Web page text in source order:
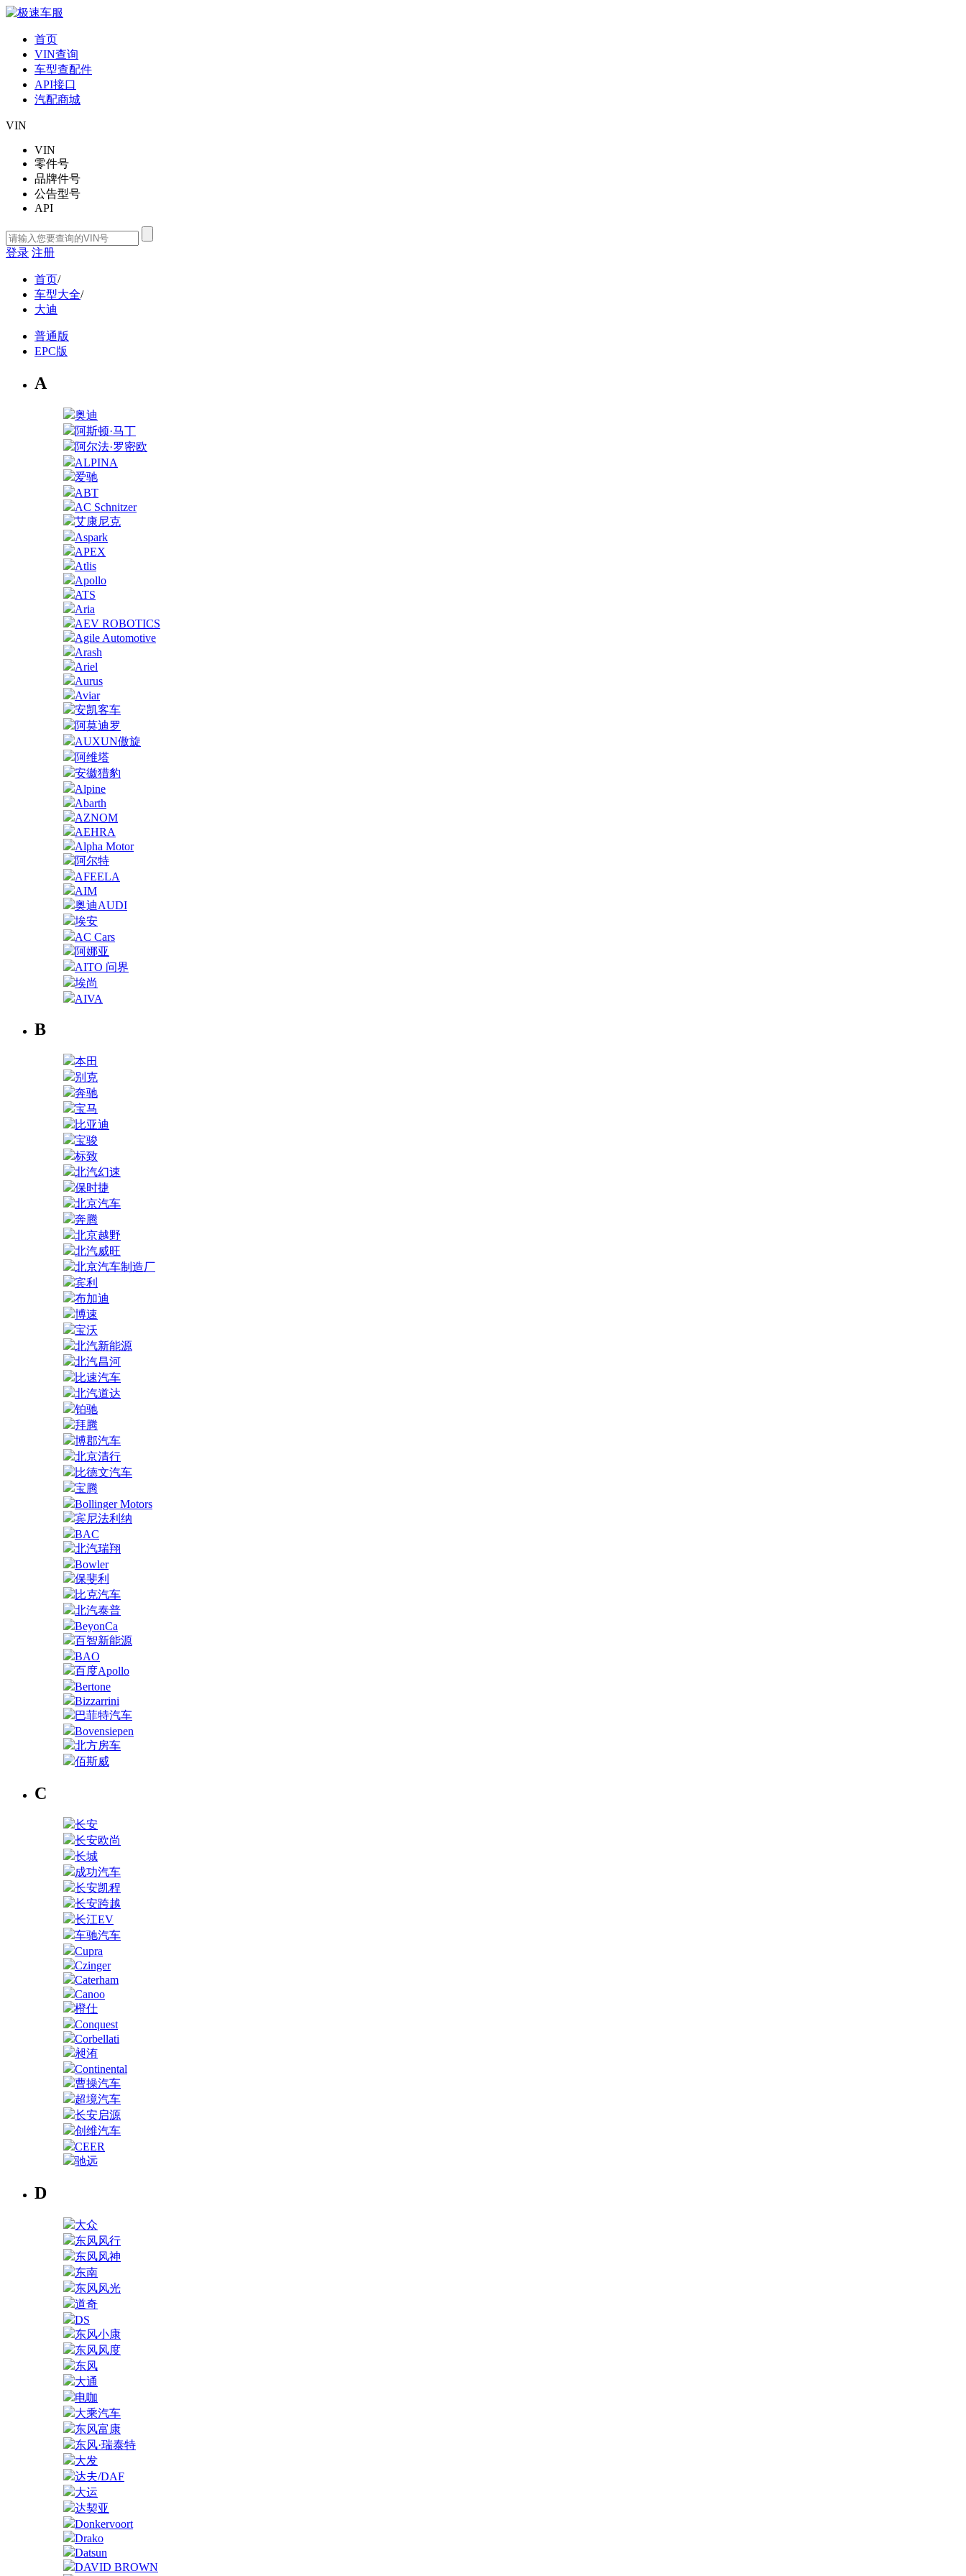
首页
VIN查询
车型查配件
API接口
汽配商城
VIN
VIN
零件号
品牌件号
公告型号
API
登录 注册
首页/
车型大全/
大迪
普通版
EPC版
A
奥迪
阿斯顿·马丁
阿尔法·罗密欧
ALPINA
爱驰
ABT
AC Schnitzer
艾康尼克
Aspark
APEX
Atlis
Apollo
ATS
Aria
AEV ROBOTICS
Agile Automotive
Arash
Ariel
Aurus
Aviar
安凯客车
阿莫迪罗
AUXUN傲旋
阿维塔
安徽猎豹
Alpine
Abarth
AZNOM
AEHRA
Alpha Motor
阿尔特
AFEELA
AIM
奥迪AUDI
埃安
AC Cars
阿娜亚
AITO 问界
埃尚
AIVA
B
本田
别克
奔驰
宝马
比亚迪
宝骏
标致
北汽幻速
保时捷
北京汽车
奔腾
北京越野
北汽威旺
北京汽车制造厂
宾利
布加迪
博速
宝沃
北汽新能源
北汽昌河
比速汽车
北汽道达
铂驰
拜腾
博郡汽车
北京清行
比德文汽车
宝腾
Bollinger Motors
宾尼法利纳
BAC
北汽瑞翔
Bowler
保斐利
比克汽车
北汽泰普
BeyonCa
百智新能源
BAO
百度Apollo
Bertone
Bizzarrini
巴菲特汽车
Bovensiepen
北方房车
佰斯威
C
长安
长安欧尚
长城
成功汽车
长安凯程
长安跨越
长江EV
车驰汽车
Cupra
Czinger
Caterham
Canoo
橙仕
Conquest
Corbellati
昶洧
Continental
曹操汽车
超境汽车
长安启源
创维汽车
CEER
驰远
D
大众
东风风行
东风风神
东南
东风风光
道奇
DS
东风小康
东风风度
东风
大通
电咖
大乘汽车
东风富康
东风·瑞泰特
大发
达夫/DAF
大运
达契亚
Donkervoort
Drako
Datsun
DAVID BROWN